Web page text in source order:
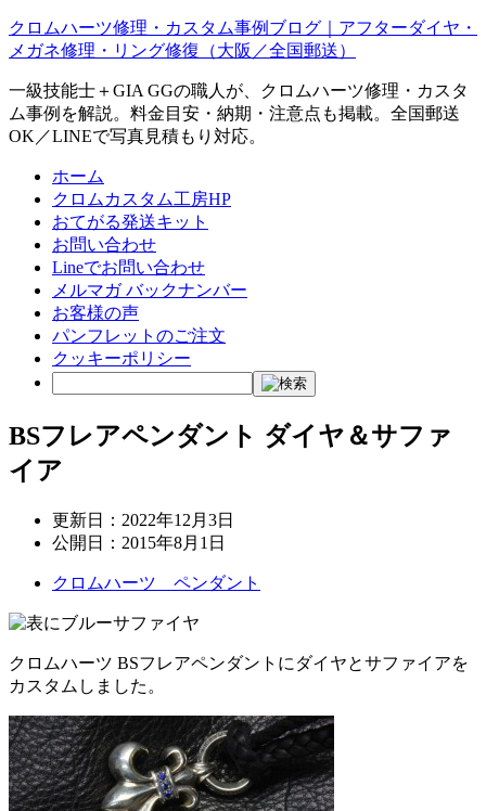
クロムハーツ修理・カスタム事例ブログ｜アフターダイヤ・
メガネ修理・リング修復（大阪／全国郵送）
一級技能士＋GIA GGの職人が、クロムハーツ修理・カスタ
ム事例を解説。料金目安・納期・注意点も掲載。全国郵送
OK／LINEで写真見積もり対応。
ホーム
クロムカスタム工房HP
おてがる発送キット
お問い合わせ
Lineでお問い合わせ
メルマガ バックナンバー
お客様の声
パンフレットのご注文
クッキーポリシー
BSフレアペンダント ダイヤ＆サファ
イア
更新日： 2022年12月3日
公開日： 2015年8月1日
クロムハーツ ペンダント
クロムハーツ BSフレアペンダントにダイヤとサファイアを
カスタムしました。